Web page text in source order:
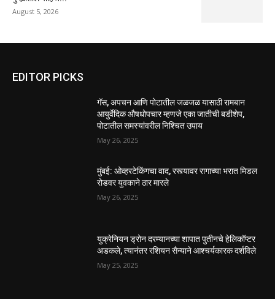
August 5, 2026
EDITOR PICKS
गॅस, अपचन आणि पोटातील जळजळ यासाठी रामबान
आयुर्वेदिक औषधोपचार म्हणजे एका जातीची बडीशेप,
पोटातील समस्यांवरील निश्चित उपाय
May 26, 2025
मुंबई: ओव्हरटेकिंगचा वाद, रस्त्यावर रागाच्या भरात मिडल
रोडवर युवकाने ठार मारले
May 26, 2025
युक्रेनियन ड्रोन दरम्यानच्या शापात पुतीनचे हेलिकॉप्टर
अडकले, त्यानंतर रशियन सैन्याने आश्चर्यकारक दर्शविले
May 25, 2025